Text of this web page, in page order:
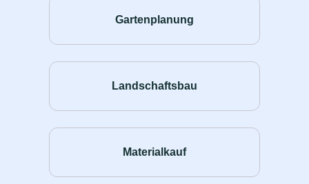
Gartenplanung
Landschaftsbau
Materialkauf